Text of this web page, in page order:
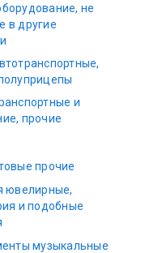
не
в другие
и
прочие
прочие
ювелирные,
и подобные
музыкальные